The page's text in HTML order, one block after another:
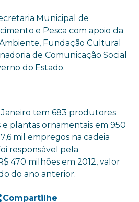
Municipal de
e Pesca com apoio da
Fundação Cultural
de Comunicação Social
do Estado.
Janeiro tem 683 produtores
plantas ornamentais em 950
mil empregos na cadeia
responsável pela
470 milhões em 2012, valor
do ano anterior.
Compartilhe